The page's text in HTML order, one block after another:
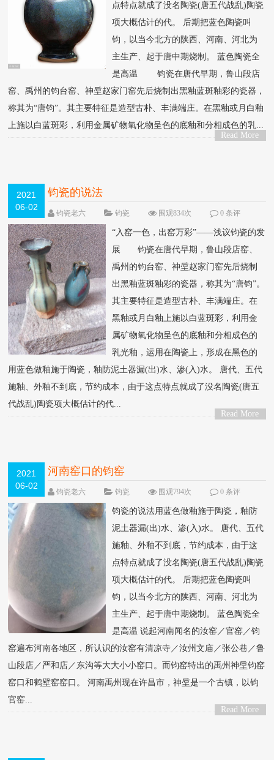
点特点就成了没名陶瓷(唐五代战乱)陶瓷
项大概估计的代。 后期把蓝色陶瓷叫
钧，以当今北方的陕西、河南、河北为
主生产、起于唐中期烧制。 蓝色陶瓷全
是高温 钧瓷在唐代早期，鲁山段店
窑、禹州的钧台窑、神垕赵家门窑先后烧制出黑釉蓝斑釉彩的瓷器，
称其为“唐钧”。其主要特征是造型古朴、丰满端庄。在黑釉或月白釉
上施以白蓝斑彩，利用金属矿物氧化物呈色的底釉和分相成色的乳...
Read More
2021
06-02
钧瓷的说法
钧瓷老六 钧瓷 围观834次
0 条评
论
“入窑一色，出窑万彩”——浅议钧瓷的发
展 钧瓷在唐代早期，鲁山段店窑、
禹州的钧台窑、神垕赵家门窑先后烧制
出黑釉蓝斑釉彩的瓷器，称其为“唐钧”。
其主要特征是造型古朴、丰满端庄。在
黑釉或月白釉上施以白蓝斑彩，利用金
属矿物氧化物呈色的底釉和分相成色的
乳光釉，运用在陶瓷上，形成在黑色的
用蓝色做釉施于陶瓷，釉防泥土器漏(出)水、渗(入)水。 唐代、五代
施釉、外釉不到底，节约成本，由于这点特点就成了没名陶瓷(唐五
代战乱)陶瓷项大概估计的代...
Read More
2021
06-02
河南窑口的钧窑
钧瓷老六 钧瓷 围观794次
0 条评
论
钧瓷的说法用蓝色做釉施于陶瓷，釉防
泥土器漏(出)水、渗(入)水。 唐代、五代
施釉、外釉不到底，节约成本，由于这
点特点就成了没名陶瓷(唐五代战乱)陶瓷
项大概估计的代。 后期把蓝色陶瓷叫
钧，以当今北方的陕西、河南、河北为
主生产、起于唐中期烧制。 蓝色陶瓷全
是高温 说起河南闻名的汝窑／官窑／钧
窑遍布河南各地区，所认识的汝窑有清凉寺／汝州文庙／张公巷／鲁
山段店／严和店／东沟等大大小小窑口。而钧窑特出的禹州神垕钧窑
窑口和鹤壁窑窑口。 河南禹州现在许昌市，神垕是一个古镇，以钧
官窑...
Read More